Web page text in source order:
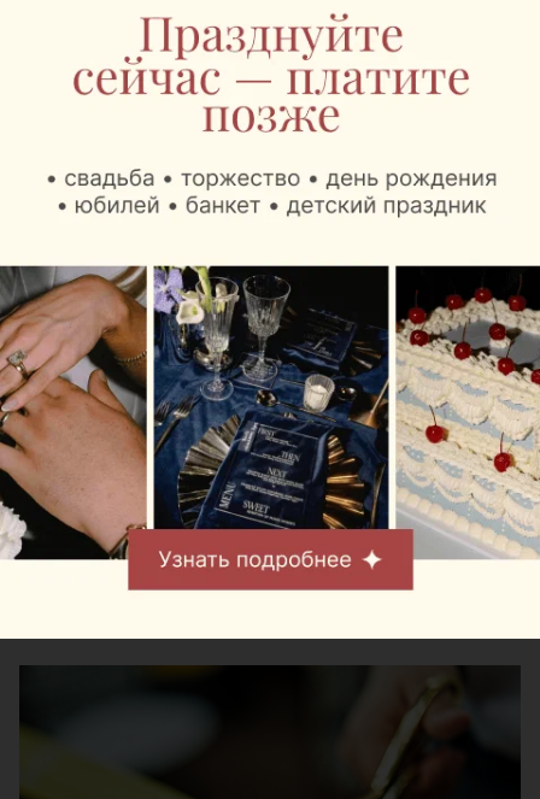
Mak.by теперь в
Национальном
аэропорту: там
открылись сразу два
Mak.Cafe
Автор: relax.by, 07.08.2026
Теперь пассажиры могут заказать любимый кофе,
десерты и блюда Mak.by перед вылетом
независимо от того, отправляются они внутренним